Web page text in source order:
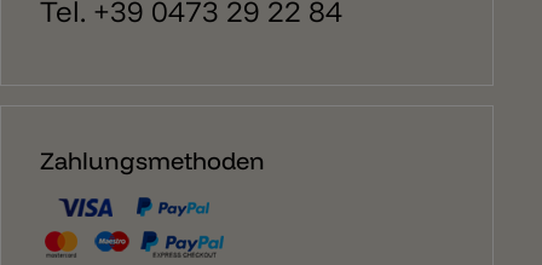
Tel. +39 0473 29 22 84
Zahlungsmethoden